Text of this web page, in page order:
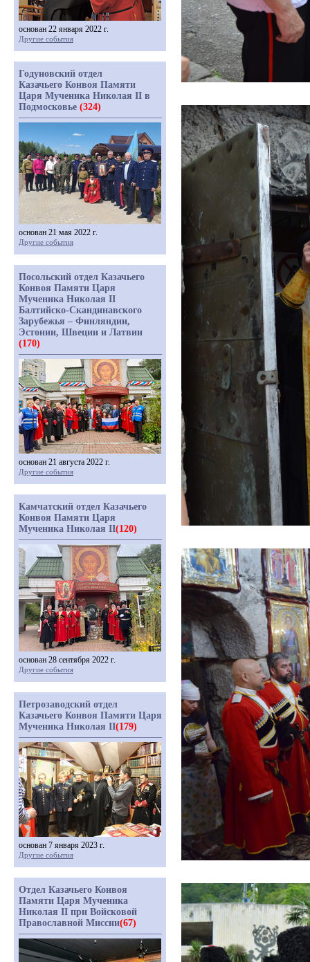
основан 22 января 2022 г.
Другие события
Годуновский отдел
Казачьего Конвоя Памяти
Царя Мученика Николая II в
Подмосковье (324)
основан 21 мая 2022 г.
Другие события
Посольский отдел Казачьего
Конвоя Памяти Царя
Мученика Николая II
Балтийско-Скандинавского
Зарубежья – Финляндии,
Эстонии, Швеции и Латвии
(170)
основан 21 августа 2022 г.
Другие события
Камчатский отдел Казачьего
Конвоя Памяти Царя
Мученика Николая II(120)
основан 28 сентября 2022 г.
Другие события
Петрозаводский отдел
Казачьего Конвоя Памяти Царя
Мученика Николая II(179)
основан 7 января 2023 г.
Другие события
Отдел Казачьего Конвоя
Памяти Царя Мученика
Николая II при Войсковой
Православной Миссии(67)